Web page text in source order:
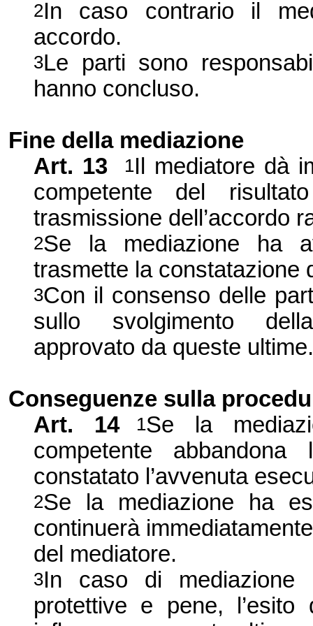
2In caso contrario il
accordo.
3Le parti sono
hanno concluso.
Fine della mediazione
Art. 13
1Il mediatore dà
competente del
trasmissione dell’accordo
2Se la mediazione ha
trasmette la constatazione
3Con il consenso delle
sullo svolgimento
approvato da queste ultime.
Conseguenze sulla
Art. 14
1Se la
competente
constatato l’avvenuta
2Se la mediazione ha
continuerà
del mediatore.
3In caso di
protettive e pene,